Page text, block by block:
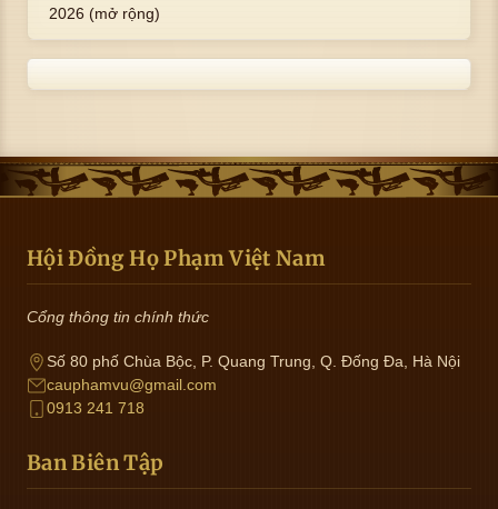
2026 (mở rộng)
Hội Đồng Họ Phạm Việt Nam
Cổng thông tin chính thức
Số 80 phố Chùa Bộc, P. Quang Trung, Q. Đống Đa, Hà Nội
cauphamvu@gmail.com
0913 241 718
Ban Biên Tập